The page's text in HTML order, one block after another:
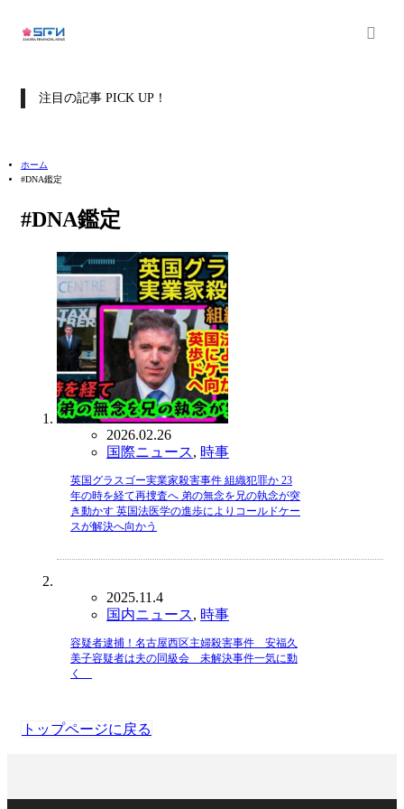
注目の記事 PICK UP！
ホーム
#DNA鑑定
#DNA鑑定
2026.02.26
国際ニュース, 時事
英国グラスゴー実業家殺害事件 組織犯罪か 23
年の時を経て再捜査へ 弟の無念を兄の執念が突
き動かす 英国法医学の進歩によりコールドケー
スが解決へ向かう
2025.11.4
国内ニュース, 時事
容疑者逮捕！名古屋西区主婦殺害事件 安福久
美子容疑者は夫の同級会 未解決事件一気に動
く
トップページに戻る